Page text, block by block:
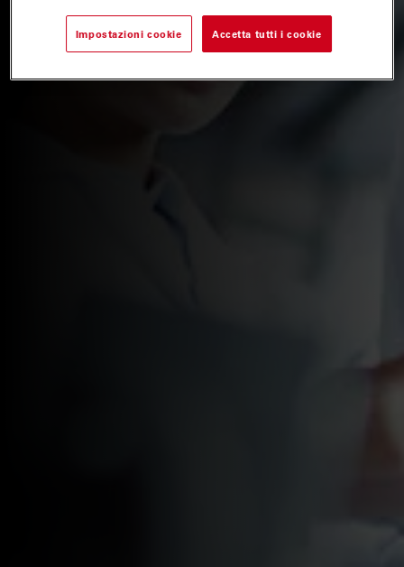
Impostazioni cookie Accetta tutti i cookie